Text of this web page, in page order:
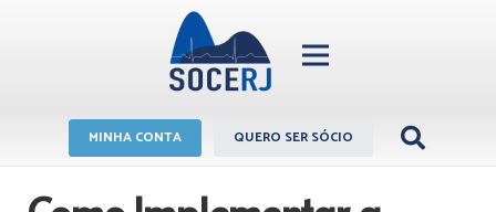
MINHA CONTA QUERO SER SÓCIO